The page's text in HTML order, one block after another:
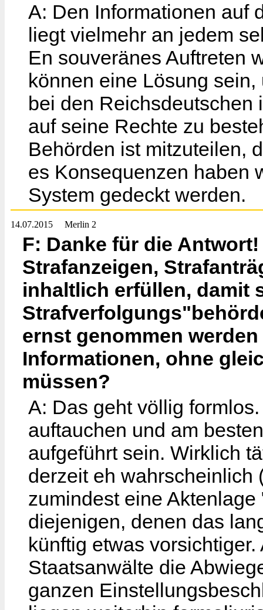
A: Den Informationen auf
liegt vielmehr an jedem
En souveränes Auftreten
können eine Lösung
bei den Reichsdeutschen
auf seine Rechte zu
Behörden ist mitzuteilen,
es Konsequenzen haben
System gedeckt werden.
14.07.2015 Merlin 2
F: Danke für die
Strafanzeigen,
inhaltlich erfüllen, damit
ernst genommen
Informationen, ohne
müssen?
A: Das geht völlig
auftauchen und am
aufgeführt sein. Wirklich
derzeit eh wahrscheinlich
zumindest eine
diejenigen, denen das
künftig etwas
Staatsanwälte die
ganzen